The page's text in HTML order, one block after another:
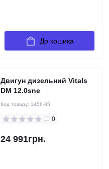
До кошика
Двигун дизельний Vitals
DM 12.0sne
Код товару: 1456-05
0
24 991грн.